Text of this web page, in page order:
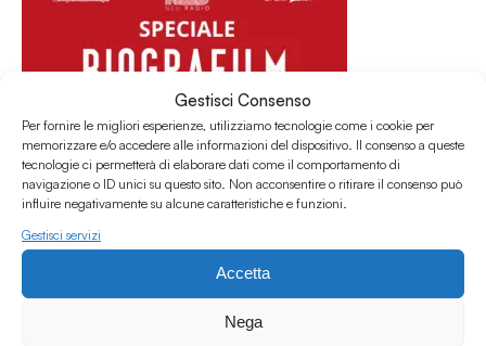
Gestisci Consenso
Per fornire le migliori esperienze, utilizziamo tecnologie come i cookie per
memorizzare e/o accedere alle informazioni del dispositivo. Il consenso a queste
tecnologie ci permetterà di elaborare dati come il comportamento di
navigazione o ID unici su questo sito. Non acconsentire o ritirare il consenso può
influire negativamente su alcune caratteristiche e funzioni.
Gestisci servizi
Accetta
Nega